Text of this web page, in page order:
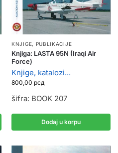
KNJIGE, PUBLIKACIJE
Knjiga: LASTA 95N (Iraqi Air
Force)
Knjige, katalozi...
800,00 рсд
šifra: BOOK 207
Dodaj u korpu